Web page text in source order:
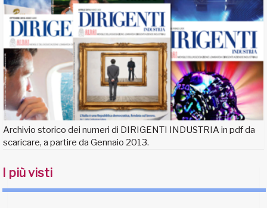
Archivio storico dei numeri di DIRIGENTI INDUSTRIA in pdf da
scaricare, a partire da Gennaio 2013.
I più visti